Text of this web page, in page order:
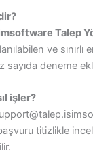
Talep
ve sınırlı
sayıda deneme
işler?
titizlikle